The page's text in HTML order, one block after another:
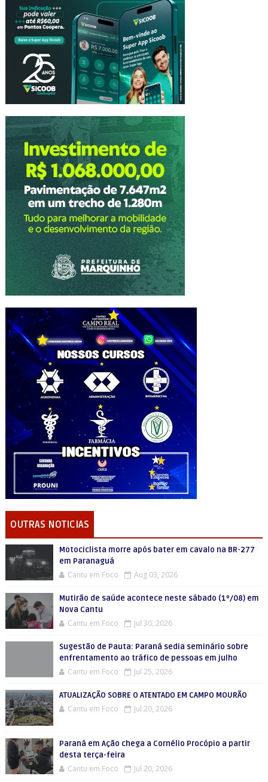
OUTRAS NOTICIAS
Motociclista morre após bater em cavalo na BR-277
em Paranaguá
Cantu em Foco Aug 03, 2026
Mutirão de saúde acontece neste sábado (1º/08) em
Nova Cantu
Cantu em Foco Jul 30, 2026
Sugestão de Pauta: Paraná sedia seminário sobre
enfrentamento ao tráfico de pessoas em julho
Cantu em Foco Jul 25, 2026
ATUALIZAÇÃO SOBRE O ATENTADO EM CAMPO MOURÃO
Cantu em Foco Jul 20, 2026
Paraná em Ação chega a Cornélio Procópio a partir
desta terça-feira
Cantu em Foco Jul 20, 2026